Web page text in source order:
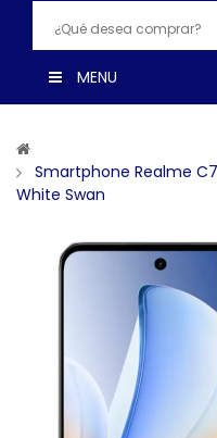
MENU
Smartphone Realme
White Swan